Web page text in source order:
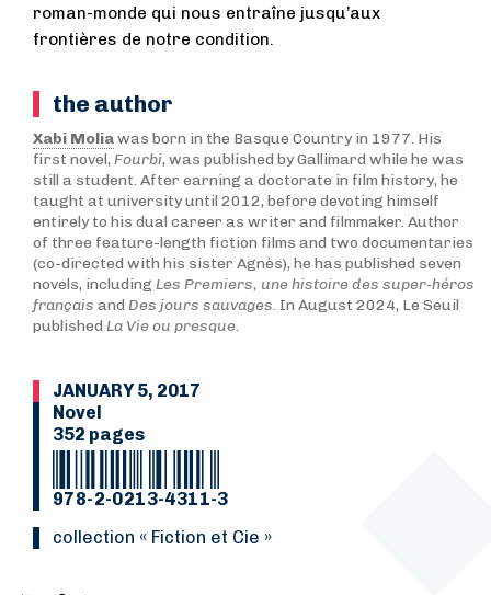
roman-monde qui nous entraîne jusqu’aux
frontières de notre condition.
the author
Xabi Moliawas born in the Basque Country in 1977. His
first novel, Fourbi, was published by Gallimard while he was
still a student. After earning a doctorate in film history, he
taught at university until 2012, before devoting himself
entirely to his dual career as writer and filmmaker. Author
of three feature-length fiction films and two documentaries
(co-directed with his sister Agnès), he has published seven
novels, including Les Premiers, une histoire des super-héros
français and Des jours sauvages. In August 2024, Le Seuil
published La Vie ou presque.
JANUARY 5, 2017
Novel
352 pages
978-2-0213-4311-3
collection « Fiction et Cie »